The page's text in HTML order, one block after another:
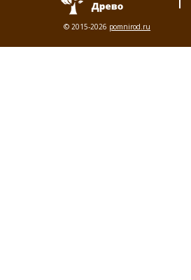
© 2015-2026 pomnirod.ru